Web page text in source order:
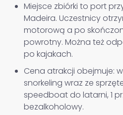
Miejsce zbiórki to port
Madeira. Uczestnicy
motorową a po
powrotny. Można też
po kajakach.
Cena atrakcji obejmuje:
snorkeling wraz ze
speedboat do latarni, 1
bezalkoholowy.